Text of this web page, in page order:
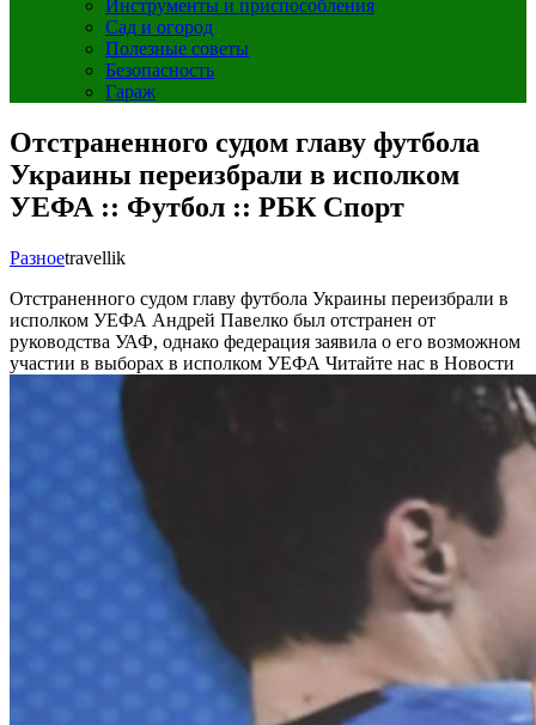
Инструменты и приспособления
Сад и огород
Полезные советы
Безопасность
Гараж
Отстраненного судом главу футбола
Украины переизбрали в исполком
УЕФА :: Футбол :: РБК Спорт
Разноеtravellik
Отстраненного судом главу футбола Украины переизбрали в
исполком УЕФА Андрей Павелко был отстранен от
руководства УАФ, однако федерация заявила о его возможном
участии в выборах в исполком УЕФА Читайте нас в Новости